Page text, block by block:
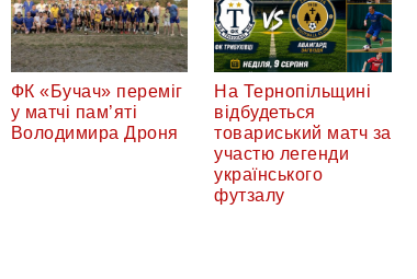
ФК «Бучач» переміг
у матчі пам’яті
Володимира Дроня
На Тернопільщині
відбудеться
товариський матч за
участю легенди
українського
футзалу